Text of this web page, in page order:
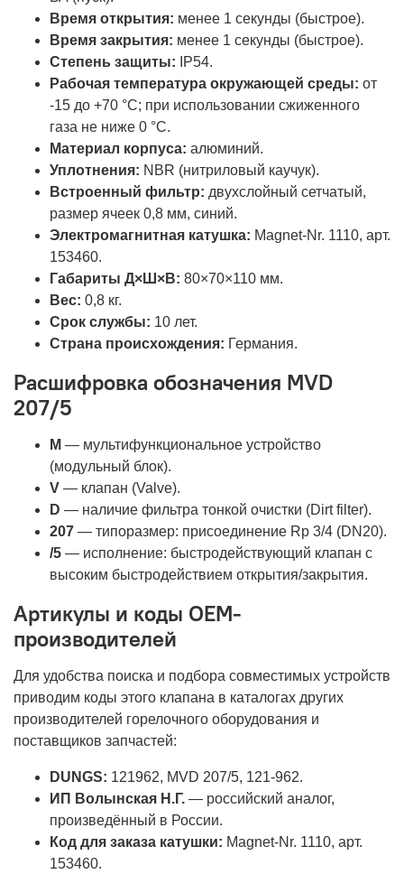
Время открытия: менее 1 секунды (быстрое).
Время закрытия: менее 1 секунды (быстрое).
Степень защиты: IP54.
Рабочая температура окружающей среды: от
-15 до +70 °C; при использовании сжиженного
газа не ниже 0 °C.
Материал корпуса: алюминий.
Уплотнения: NBR (нитриловый каучук).
Встроенный фильтр: двухслойный сетчатый,
размер ячеек 0,8 мм, синий.
Электромагнитная катушка: Magnet-Nr. 1110, арт.
153460.
Габариты Д×Ш×В: 80×70×110 мм.
Вес: 0,8 кг.
Срок службы: 10 лет.
Страна происхождения: Германия.
Расшифровка обозначения MVD
207/5
M — мультифункциональное устройство
(модульный блок).
V — клапан (Valve).
D — наличие фильтра тонкой очистки (Dirt filter).
207 — типоразмер: присоединение Rp 3/4 (DN20).
/5 — исполнение: быстродействующий клапан с
высоким быстродействием открытия/закрытия.
Артикулы и коды OEM-
производителей
Для удобства поиска и подбора совместимых устройств
приводим коды этого клапана в каталогах других
производителей горелочного оборудования и
поставщиков запчастей:
DUNGS: 121962, MVD 207/5, 121-962.
ИП Волынская Н.Г. — российский аналог,
произведённый в России.
Код для заказа катушки: Magnet-Nr. 1110, арт.
153460.